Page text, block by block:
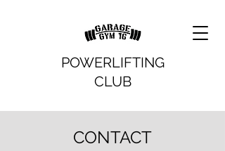
POWERLIFTING
CLUB
CONTACT